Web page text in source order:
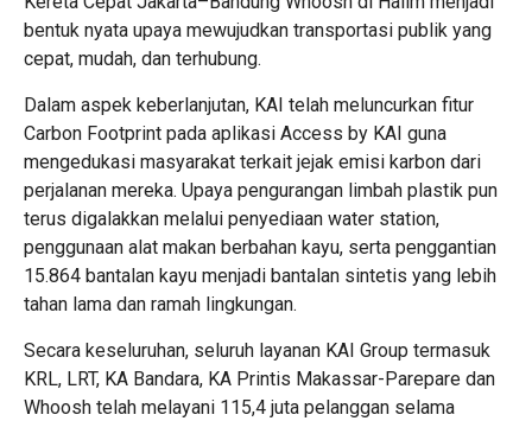
bentuk nyata upaya mewujudkan transportasi publik yang
cepat, mudah, dan terhubung.
Dalam aspek keberlanjutan, KAI telah meluncurkan fitur
Carbon Footprint pada aplikasi Access by KAI guna
mengedukasi masyarakat terkait jejak emisi karbon dari
perjalanan mereka. Upaya pengurangan limbah plastik pun
terus digalakkan melalui penyediaan water station,
penggunaan alat makan berbahan kayu, serta penggantian
15.864 bantalan kayu menjadi bantalan sintetis yang lebih
tahan lama dan ramah lingkungan.
Secara keseluruhan, seluruh layanan KAI Group termasuk
KRL, LRT, KA Bandara, KA Printis Makassar-Parepare dan
Whoosh telah melayani 115,4 juta pelanggan selama